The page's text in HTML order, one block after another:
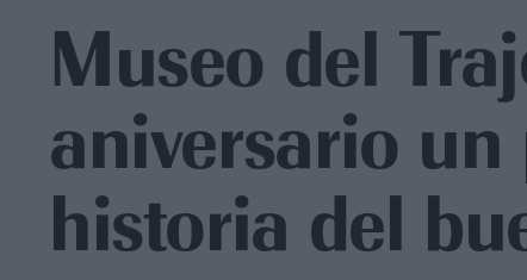
Museo del
aniversario un
historia del